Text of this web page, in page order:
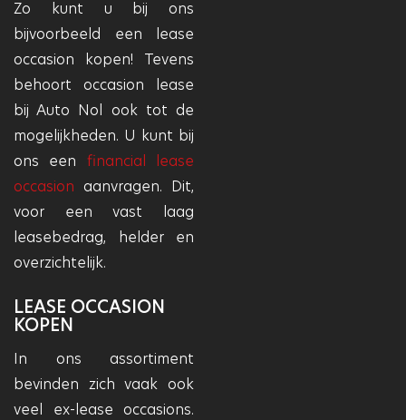
Zo kunt u bij ons
bijvoorbeeld een lease
occasion kopen! Tevens
behoort occasion lease
bij Auto Nol ook tot de
mogelijkheden. U kunt bij
ons een financial lease
occasion aanvragen. Dit,
voor een vast laag
leasebedrag, helder en
overzichtelijk.
LEASE OCCASION
KOPEN
In ons assortiment
bevinden zich vaak ook
veel ex-lease occasions.